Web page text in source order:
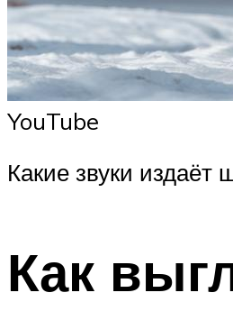
YouTube
Какие звуки
Как